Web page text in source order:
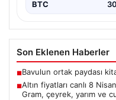
BTC
Son Eklenen Haberler
■Bavulun ortak paydası
■Altın fiyatları canlı 8
Gram, çeyrek, yarım ve